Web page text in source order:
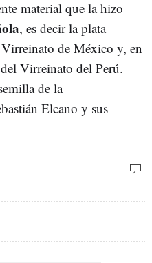
material que la hizo
, es decir la plata
de México y, en
Virreinato del Perú.
de la
Elcano y sus